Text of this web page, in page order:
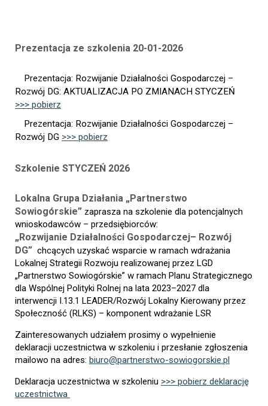
Prezentacja ze szkolenia 20-01-2026
Prezentacja: Rozwijanie Działalności Gospodarczej –
Rozwój DG: AKTUALIZACJA PO ZMIANACH STYCZEŃ
>>> pobierz
Prezentacja: Rozwijanie Działalności Gospodarczej –
Rozwój DG >>> pobierz
Szkolenie STYCZEŃ 2026
Lokalna Grupa Działania „Partnerstwo
Sowiogórskie” zaprasza na szkolenie dla potencjalnych
wnioskodawców – przedsiębiorców:
„Rozwijanie Działalności Gospodarczej– Rozwój
DG” chcących uzyskać wsparcie w ramach wdrażania
Lokalnej Strategii Rozwoju realizowanej przez LGD
„Partnerstwo Sowiogórskie” w ramach Planu Strategicznego
dla Wspólnej Polityki Rolnej na lata 2023–2027 dla
interwencji I.13.1 LEADER/Rozwój Lokalny Kierowany przez
Społeczność (RLKS) – komponent wdrażanie LSR
Zainteresowanych udziałem prosimy o wypełnienie
deklaracji uczestnictwa w szkoleniu i przesłanie zgłoszenia
mailowo na adres: biuro@partnerstwo-sowiogorskie.pl
Deklaracja uczestnictwa w szkoleniu >>> pobierz deklarację
uczestnictwa